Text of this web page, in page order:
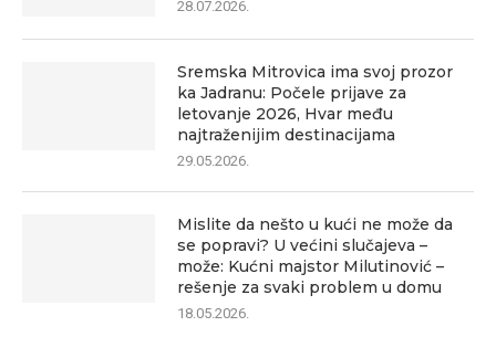
28.07.2026.
Sremska Mitrovica ima svoj prozor
ka Jadranu: Počele prijave za
letovanje 2026, Hvar među
najtraženijim destinacijama
29.05.2026.
Mislite da nešto u kući ne može da
se popravi? U većini slučajeva –
može: Kućni majstor Milutinović –
rešenje za svaki problem u domu
18.05.2026.